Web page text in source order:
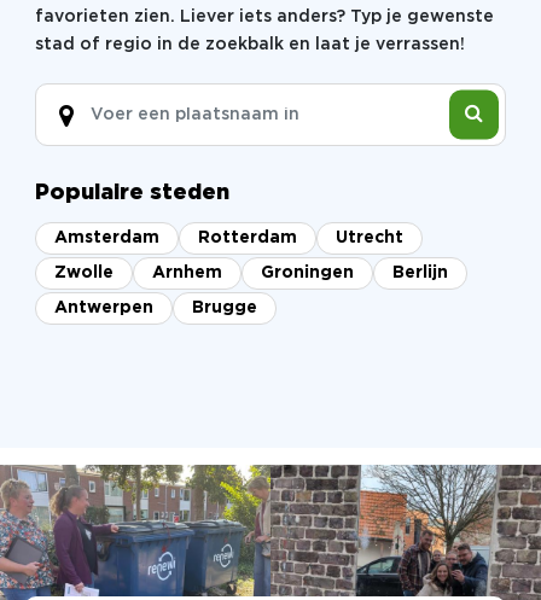
favorieten zien. Liever iets anders? Typ je gewenste
stad of regio in de zoekbalk en laat je verrassen!
Populaire steden
Amsterdam Rotterdam Utrecht
Zwolle Arnhem Groningen Berlijn
Antwerpen Brugge